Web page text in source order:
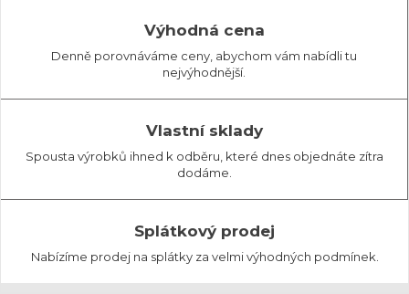
Výhodná cena
Denně porovnáváme ceny, abychom vám nabídli tu
nejvýhodnější.
Vlastní sklady
Spousta výrobků ihned k odběru, které dnes objednáte zítra
dodáme.
Splátkový prodej
Nabízíme prodej na splátky za velmi výhodných podmínek.